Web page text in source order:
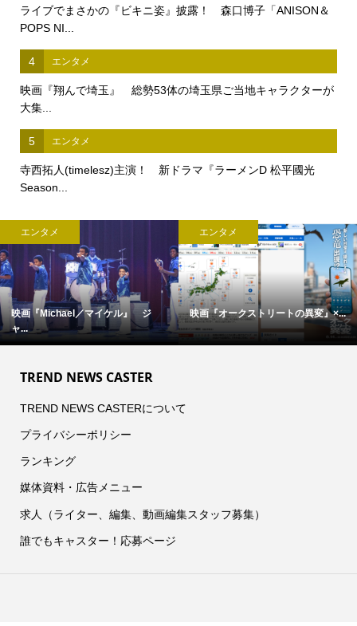
ライブでまさかの『ビキニ姿』披露！ 森口博子「ANISON＆
POPS NI...
4 エンタメ
映画『翔んで埼玉』 総勢53体の埼玉県ご当地キャラクターが
大集...
5 エンタメ
寺西拓人(timelesz)主演！ 新ドラマ『ラーメンD 松平國光
Season...
エンタメ
映画『Michael／マイケル』 ジ
ャ...
エンタメ
映画『オークストリートの異変』×...
TREND NEWS CASTER
TREND NEWS CASTERについて
プライバシーポリシー
ランキング
媒体資料・広告メニュー
求人（ライター、編集、動画編集スタッフ募集）
誰でもキャスター！応募ページ